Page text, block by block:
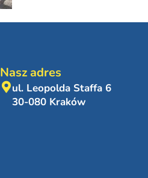
Nasz adres
ul. Leopolda Staffa 6
30-080 Kraków